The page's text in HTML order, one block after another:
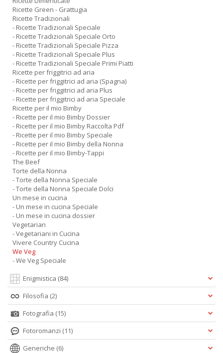
Ricette Green - Grattugia
Ricette Tradizionali
- Ricette Tradizionali Speciale
- Ricette Tradizionali Speciale Orto
- Ricette Tradizionali Speciale Pizza
- Ricette Tradizionali Speciale Plus
- Ricette Tradizionali Speciale Primi Piatti
Ricette per friggitrici ad aria
- Ricette per friggitrici ad aria (Spagna)
- Ricette per friggitrici ad aria Plus
- Ricette per friggitrici ad aria Speciale
Ricette per il mio Bimby
- Ricette per il mio Bimby Dossier
- Ricette per il mio Bimby Raccolta Pdf
- Ricette per il mio Bimby Speciale
- Ricette per il mio Bimby della Nonna
- Ricette per il mio Bimby-Tappi
The Beef
Torte della Nonna
- Torte della Nonna Speciale
- Torte della Nonna Speciale Dolci
Un mese in cucina
- Un mese in cucina Speciale
- Un mese in cucina dossier
Vegetarian
- Vegetariani in Cucina
Vivere Country Cucina
We Veg
- We Veg Speciale
Enigmistica (84)
Filosofia (2)
Fotografia (15)
Fotoromanzi (11)
Generiche (6)